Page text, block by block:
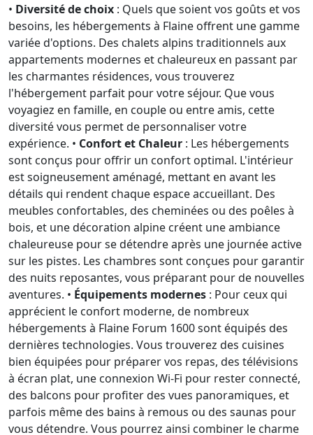
• Diversité de choix : Quels que soient vos goûts et vos
besoins, les hébergements à Flaine offrent une gamme
variée d'options. Des chalets alpins traditionnels aux
appartements modernes et chaleureux en passant par
les charmantes résidences, vous trouverez
l'hébergement parfait pour votre séjour. Que vous
voyagiez en famille, en couple ou entre amis, cette
diversité vous permet de personnaliser votre
expérience. • Confort et Chaleur : Les hébergements
sont conçus pour offrir un confort optimal. L'intérieur
est soigneusement aménagé, mettant en avant les
détails qui rendent chaque espace accueillant. Des
meubles confortables, des cheminées ou des poêles à
bois, et une décoration alpine créent une ambiance
chaleureuse pour se détendre après une journée active
sur les pistes. Les chambres sont conçues pour garantir
des nuits reposantes, vous préparant pour de nouvelles
aventures. • Équipements modernes : Pour ceux qui
apprécient le confort moderne, de nombreux
hébergements à Flaine Forum 1600 sont équipés des
dernières technologies. Vous trouverez des cuisines
bien équipées pour préparer vos repas, des télévisions
à écran plat, une connexion Wi-Fi pour rester connecté,
des balcons pour profiter des vues panoramiques, et
parfois même des bains à remous ou des saunas pour
vous détendre. Vous pourrez ainsi combiner le charme